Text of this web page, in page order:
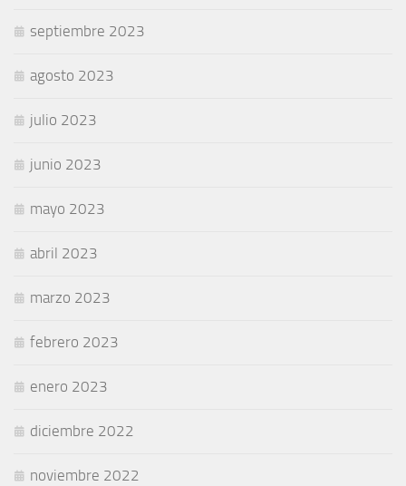
septiembre 2023
agosto 2023
julio 2023
junio 2023
mayo 2023
abril 2023
marzo 2023
febrero 2023
enero 2023
diciembre 2022
noviembre 2022